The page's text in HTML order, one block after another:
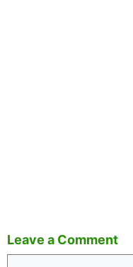
Leave a Comment